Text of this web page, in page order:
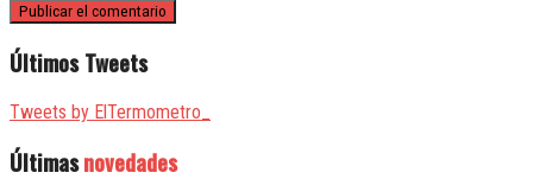
Últimos Tweets
Tweets by ElTermometro_
Últimasnovedades